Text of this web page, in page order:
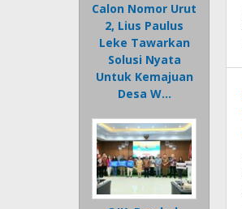
Calon Nomor Urut
2, Lius Paulus
Leke Tawarkan
Solusi Nyata
Untuk Kemajuan
Desa W…